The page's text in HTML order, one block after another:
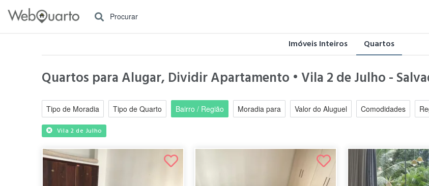
Procurar
Imóveis Inteiros Quartos
Quartos para Alugar, Dividir Apartamento • Vila 2 de Julho -
Tipo de Moradia Tipo de Quarto Bairro / Região Moradia para Valor do Aluguel Comodidades
Vila 2 de Julho